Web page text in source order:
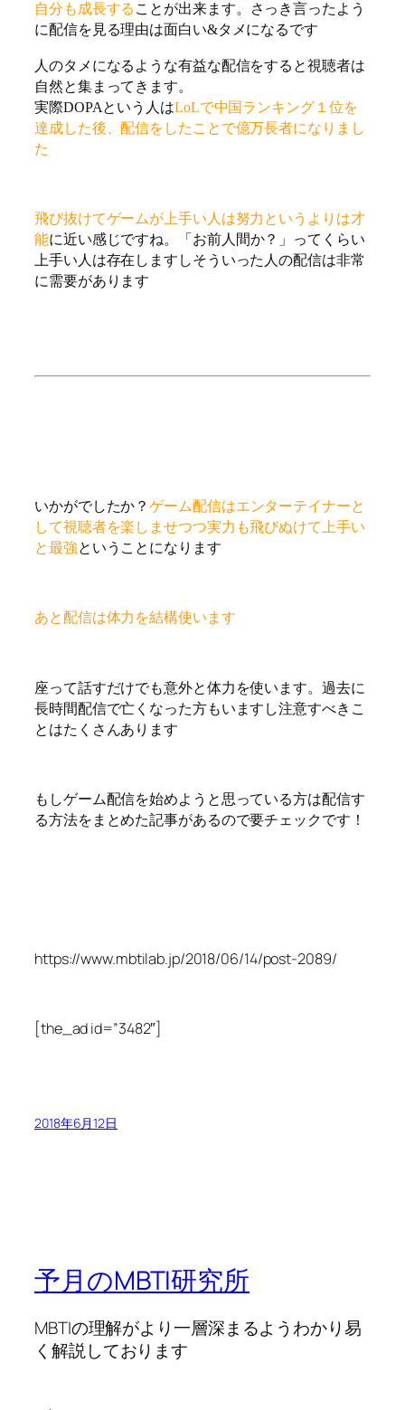
自分も成長する ことが出来ます。さっき言ったよう
に配信を見る理由は面白い&タメになるです
人のタメになるような有益な配信をすると視聴者は
自然と集まってきます。
実際DOPAという人はLoLで中国ランキング１位を
達成した後、配信をしたことで億万長者になりまし
た
飛び抜けてゲームが上手い人は努力というよりは才
能に近い感じですね。「お前人間か？」ってくらい
上手い人は存在しますしそういった人の配信は非常
に需要があります
いかがでしたか？ゲーム配信はエンターテイナーと
して視聴者を楽しませつつ実力も飛びぬけて上手い
と最強ということになります
あと配信は体力を結構使います
座って話すだけでも意外と体力を使います。過去に
長時間配信で亡くなった方もいますし注意すべきこ
とはたくさんあります
もしゲーム配信を始めようと思っている方は配信す
る方法をまとめた記事があるので要チェックです！
https://www.mbtilab.jp/2018/06/14/post-2089/
[the_ad id=”3482″]
2018年6月12日
予月のMBTI研究所
MBTIの理解がより一層深まるようわかり易
く解説しております